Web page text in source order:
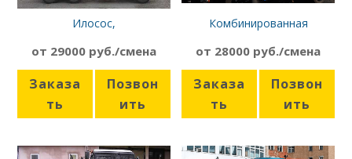
Илосос,
машина КАМАЗ КО-507А
от 29000 руб./смена
Заказа
ть
Позвон
ить
Комбинированная
машина (КДМ), 6 куб.м.
от 28000 руб./смена
Заказа
ть
Позвон
ить